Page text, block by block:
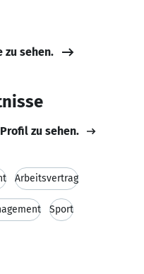
zu sehen.
zu sehen.
Arbeitsvertrag
Sport